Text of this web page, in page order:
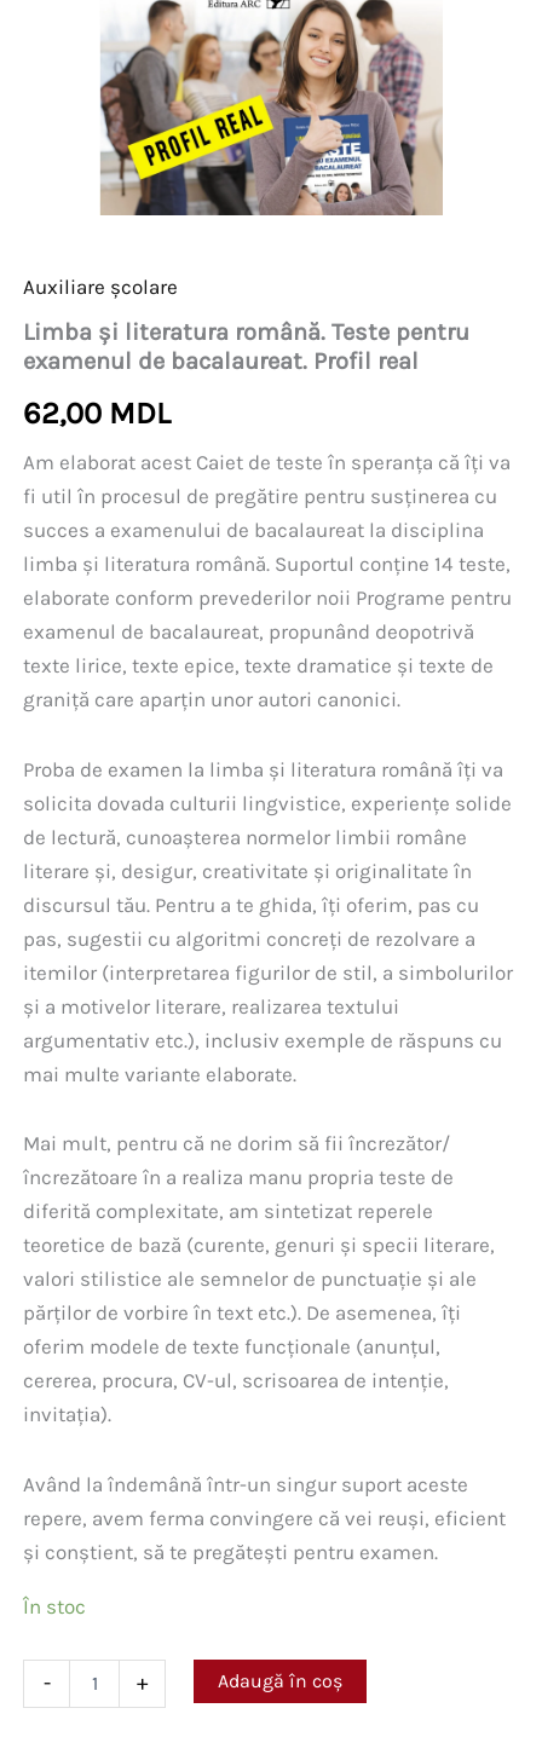
Auxiliare școlare
Limba și literatura română. Teste pentru
examenul de bacalaureat. Profil real
62,00 MDL
Am elaborat acest Caiet de teste în speranța că îți va
fi util în procesul de pregătire pentru susținerea cu
succes a examenului de bacalaureat la disciplina
limba și literatura română. Suportul conține 14 teste,
elaborate conform prevederilor noii Programe pentru
examenul de bacalaureat, propunând deopotrivă
texte lirice, texte epice, texte dramatice și texte de
graniță care aparțin unor autori canonici.
Proba de examen la limba și literatura română îți va
solicita dovada culturii lingvistice, experiențe solide
de lectură, cunoașterea normelor limbii române
literare și, desigur, creativitate și originalitate în
discursul tău. Pentru a te ghida, îți oferim, pas cu
pas, sugestii cu algoritmi concreți de rezolvare a
itemilor (interpretarea figurilor de stil, a simbolurilor
și a motivelor literare, realizarea textului
argumentativ etc.), inclusiv exemple de răspuns cu
mai multe variante elaborate.
Mai mult, pentru că ne dorim să fii încrezător/
încrezătoare în a realiza manu propria teste de
diferită complexitate, am sintetizat reperele
teoretice de bază (curente, genuri și specii literare,
valori stilistice ale semnelor de punctuație și ale
părților de vorbire în text etc.). De asemenea, îți
oferim modele de texte funcționale (anunțul,
cererea, procura, CV-ul, scrisoarea de intenție,
invitația).
Având la îndemână într-un singur suport aceste
repere, avem ferma convingere că vei reuși, eficient
și conștient, să te pregătești pentru examen.
În stoc
- + Adaugă în coș